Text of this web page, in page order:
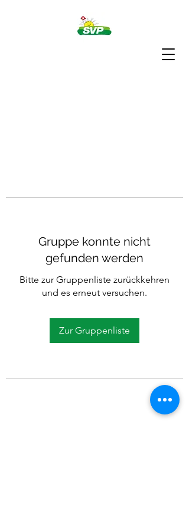
Gruppe konnte nicht
gefunden werden
Bitte zur Gruppenliste zurückkehren
und es erneut versuchen.
Zur Gruppenliste